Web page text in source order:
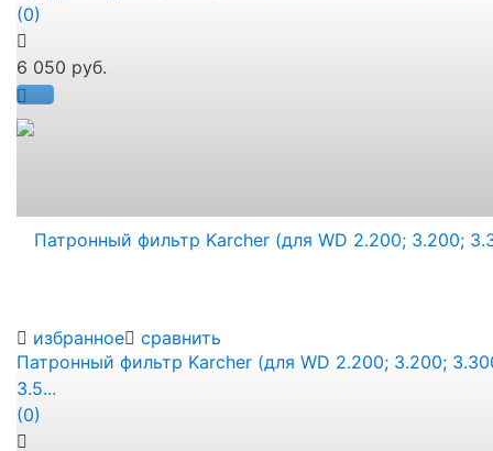
избранное сравнить
(0)
6 050 руб.
Патронный фильтр Karcher (для WD 2.200; 3.200;
3.5...
(0)